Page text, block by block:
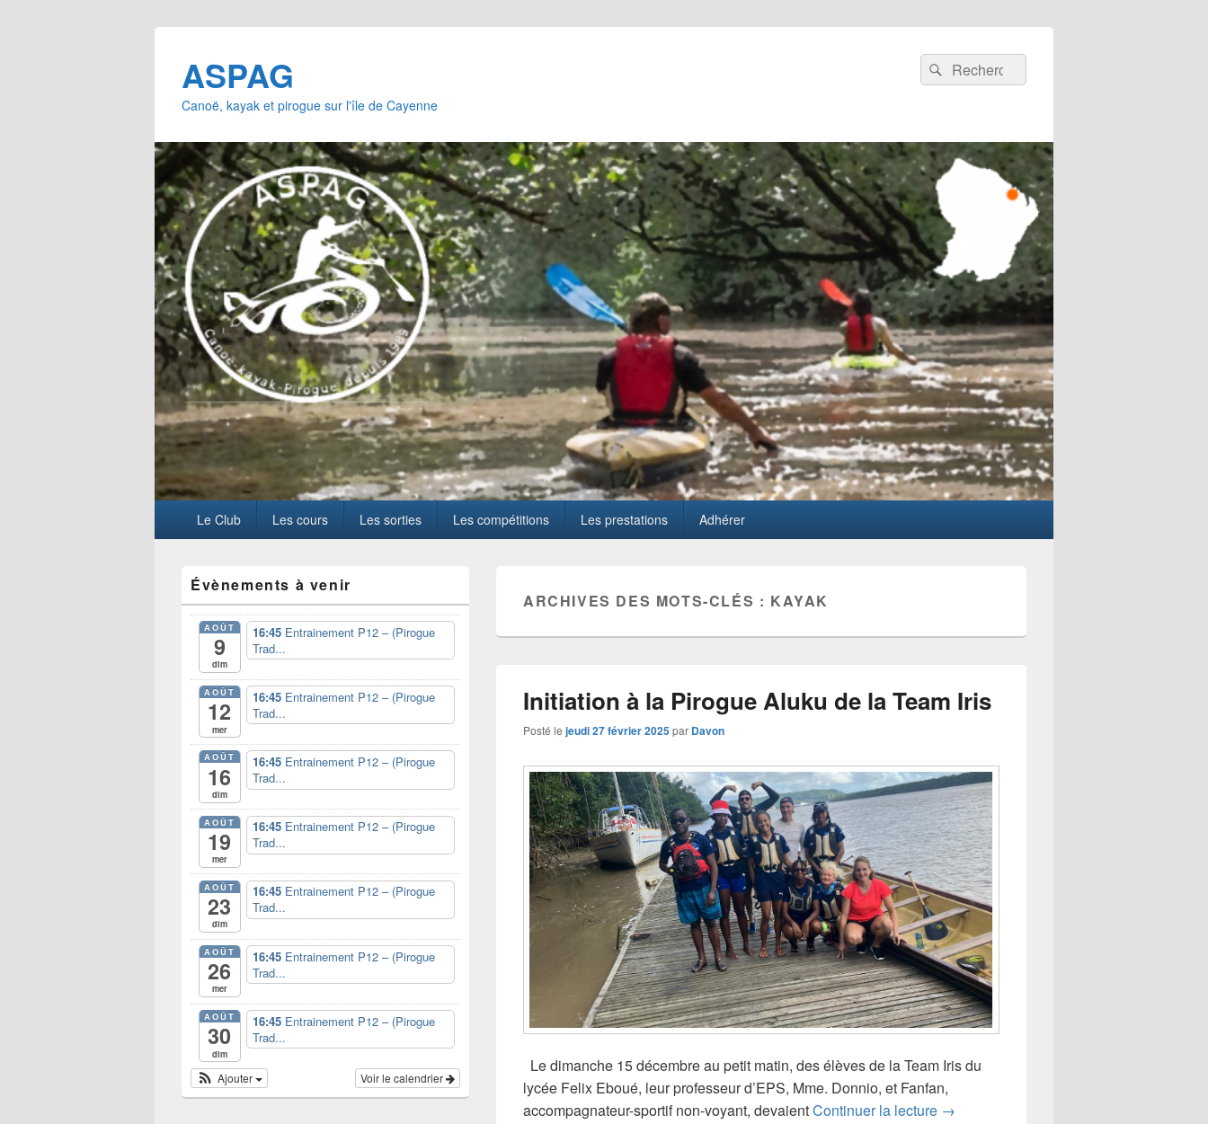
ASPAG
Canoë, kayak et pirogue sur l'île de Cayenne
Recherche :
Rechercher
principalLe Club Les cours Les sorties Les compétitions Les prestations Adhérer
ARCHIVES DES MOTS-CLÉS : KAYAK
Initiation à la Pirogue Aluku de la Team Iris
Posté le jeudi 27 février 2025par Davon
Le dimanche 15 décembre au petit matin, des élèves de la Team Iris du
lycée Felix Eboué, leur professeur d’EPS, Mme. Donnio, et Fanfan,
accompagnateur-sportif non-voyant, devaientContinuer la lecture Initiation à la Pirogue Aluku de la Team
→
principale
de
widget
pour
barre
latérale
Évènements à venir
AOÛT
9
dim
16:45 Entrainement P12 – (Pirogue
Trad...
AOÛT
12
mer
16:45 Entrainement P12 – (Pirogue
Trad...
AOÛT
16
dim
16:45 Entrainement P12 – (Pirogue
Trad...
AOÛT
19
mer
16:45 Entrainement P12 – (Pirogue
Trad...
AOÛT
23
dim
16:45 Entrainement P12 – (Pirogue
Trad...
AOÛT
26
mer
16:45 Entrainement P12 – (Pirogue
Trad...
AOÛT
30
dim
16:45 Entrainement P12 – (Pirogue
Trad...
Voir le calendrier
Ajouter